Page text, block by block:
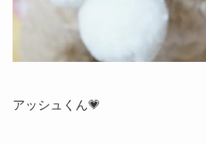
アッシュくん💗